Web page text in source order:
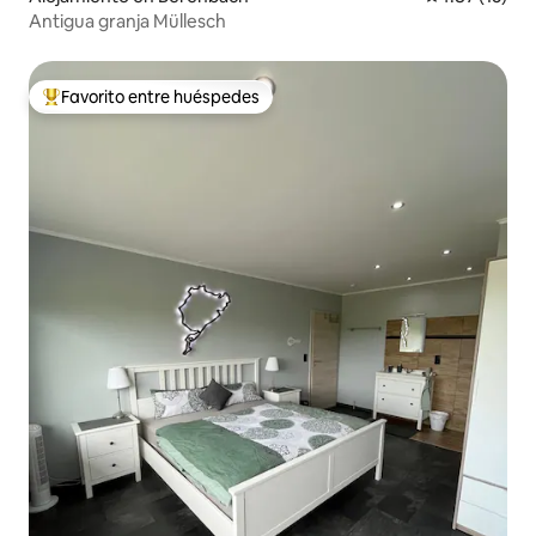
Antigua granja Müllesch
Favorito entre huéspedes preferido
Favorito entre huéspedes